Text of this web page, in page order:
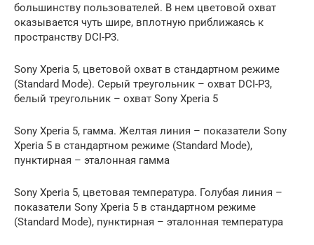
большинству пользователей. В нем цветовой охват
оказывается чуть шире, вплотную приближаясь к
пространству DCI-P3.
Sony Xperia 5, цветовой охват в стандартном режиме
(Standard Mode). Серый треугольник – охват DCI-P3,
белый треугольник – охват Sony Xperia 5
Sony Xperia 5, гамма. Желтая линия – показатели Sony
Xperia 5 в стандартном режиме (Standard Mode),
пунктирная – эталонная гамма
Sony Xperia 5, цветовая температура. Голубая линия –
показатели Sony Xperia 5 в стандартном режиме
(Standard Mode), пунктирная – эталонная температура